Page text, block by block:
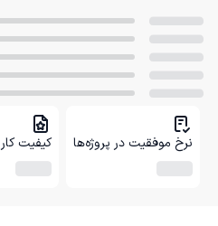
نرخ موفقیت در پروژه‌ها کیفیت کار